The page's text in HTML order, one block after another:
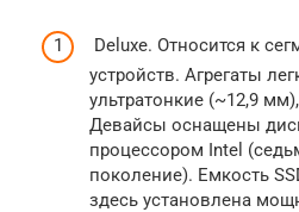
Deluxe. Относится к
устройств. Агрегаты
ультратонкие (~12,9
Девайсы оснащены
процессором Intel
поколение). Емкость
здесь установлена